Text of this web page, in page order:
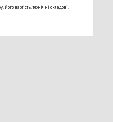
вартість, технічні складові,